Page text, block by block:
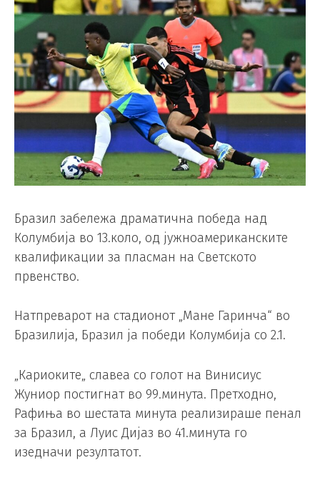
Бразил забележа драматична победа над
Колумбија во 13.коло, од јужноамериканските
квалификации за пласман на Светското
првенство.
Натпреварот на стадионот „Мане Гаринча“ во
Бразилија, Бразил ја победи Колумбија со 2.1.
„Кариоките„ славеа со голот на Винисиус
Жуниор постигнат во 99.минута. Претходно,
Рафиња во шестата минута реализираше пенал
за Бразил, а Луис Дијаз во 41.минута го
изедначи резултатот.